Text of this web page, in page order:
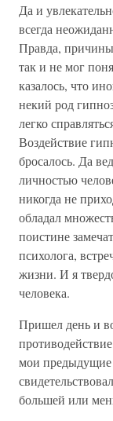
Да и
всегда
Правда,
так и не мог
казалось, что
некий род
легко
Воздействие
бросалось. Да
личностью
никогда не
обладал
поистине
психолога,
жизни. И я
человека.
Пришел день и
мои
большей или